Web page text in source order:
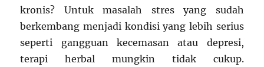
kronis? Untuk masalah stres yang sudah
berkembang menjadi kondisi yang lebih serius
seperti gangguan kecemasan atau depresi,
terapi herbal mungkin tidak cukup.